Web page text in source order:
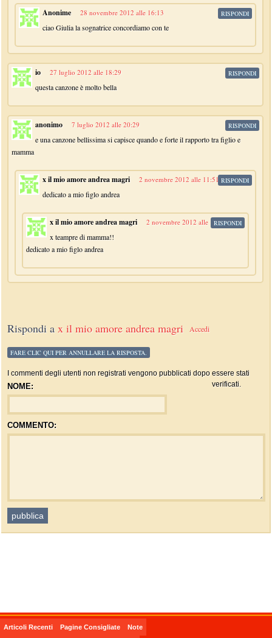
Anonime 28 novembre 2012 alle 16:13
ciao Giulia la sognatrice concordiamo con te
RISPONDI
io 27 luglio 2012 alle 18:29
questa canzone è molto bella
RISPONDI
anonimo 7 luglio 2012 alle 20:29
e una canzone bellissima si capisce quando e forte il rapporto tra figlio e
mamma
RISPONDI
x il mio amore andrea magri 2 novembre 2012 alle 11:51
dedicato a mio figlo andrea
RISPONDI
x il mio amore andrea magri 2 novembre 2012 alle 11:54
x teampre di mamma!!
dedicato a mio figlo andrea
RISPONDI
Rispondi ax il mio amore andrea magri Accedi
FARE CLIC QUI PER ANNULLARE LA RISPOSTA.
I commenti degli utenti non registrati vengono pubblicati dopo essere stati
verificati.
NOME:
COMMENTO:
Articoli Recenti Pagine Consigliate Note